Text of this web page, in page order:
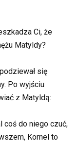
Ci, że
Matyldy?
się
Po wyjściu
z Matyldą:
coś do niego czuć,
Kornel to